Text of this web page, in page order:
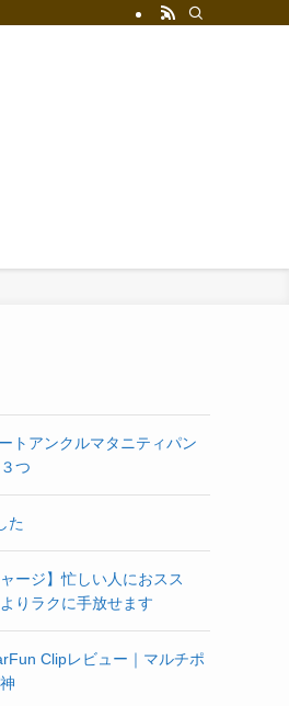
トアンクルマタニティパン
つ
た
ージ】忙しい人におスス
りラクに手放せます
Clipレビュー｜マルチポ